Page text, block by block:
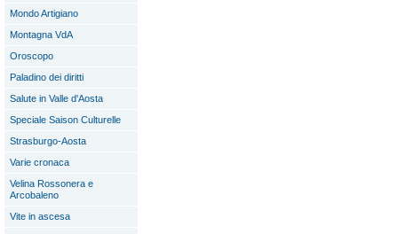
Mondo Artigiano
Montagna VdA
Oroscopo
Paladino dei diritti
Salute in Valle d'Aosta
Speciale Saison Culturelle
Strasburgo-Aosta
Varie cronaca
Velina Rossonera e
Arcobaleno
Vite in ascesa